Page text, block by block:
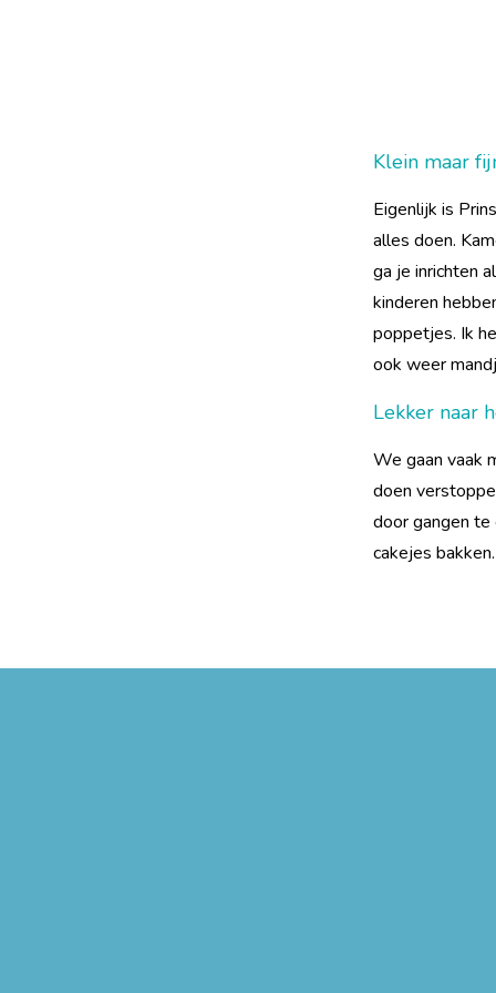
Klein maar
Eigenlijk is
alles doen.
ga je inrichten
kinderen
poppetjes. Ik
ook weer
Lekker naar
We gaan vaak
doen
door gangen
cakejes